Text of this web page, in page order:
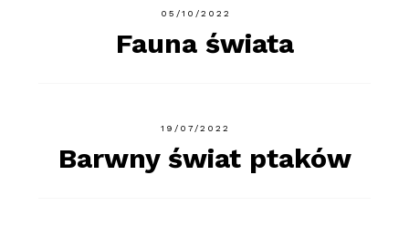
05/10/2022
Fauna świata
19/07/2022
Barwny świat ptaków